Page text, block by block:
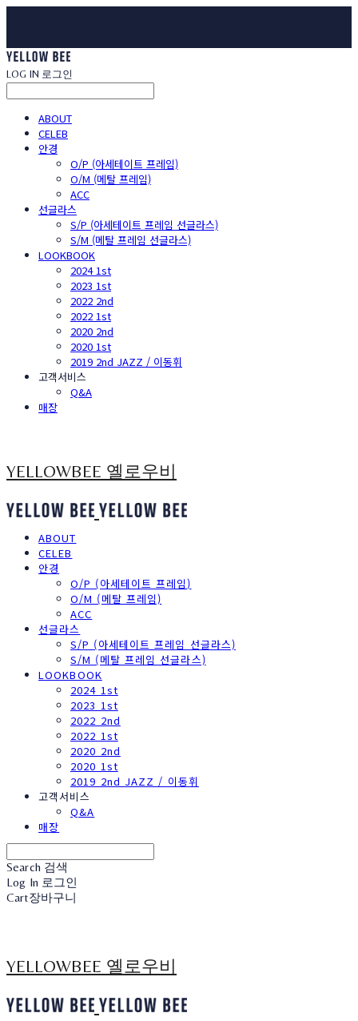
LOG IN 로그인
ABOUT
CELEB
안경
O/P (아세테이트 프레임)
O/M (메탈 프레임)
ACC
선글라스
S/P (아세테이트 프레임 선글라스)
S/M (메탈 프레임 선글라스)
LOOKBOOK
2024 1st
2023 1st
2022 2nd
2022 1st
2020 2nd
2020 1st
2019 2nd JAZZ / 이동휘
고객서비스
Q&A
매장
YELLOWBEE 옐로우비
ABOUT
CELEB
안경
O/P (아세테이트 프레임)
O/M (메탈 프레임)
ACC
선글라스
S/P (아세테이트 프레임 선글라스)
S/M (메탈 프레임 선글라스)
LOOKBOOK
2024 1st
2023 1st
2022 2nd
2022 1st
2020 2nd
2020 1st
2019 2nd JAZZ / 이동휘
고객서비스
Q&A
매장
Search 검색
Log In 로그인
Cart장바구니
YELLOWBEE 옐로우비